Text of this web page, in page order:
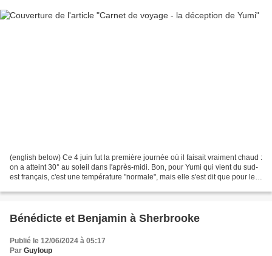
(english below) Ce 4 juin fut la première journée où il faisait vraiment chaud :
on a atteint 30° au soleil dans l'après-midi. Bon, pour Yumi qui vient du sud-
est français, c'est une température "normale", mais elle s'est dit que pour les
Bénédicte et Benjamin à Sherbrooke
Publié le 12/06/2024 à 05:17
Par Guyloup